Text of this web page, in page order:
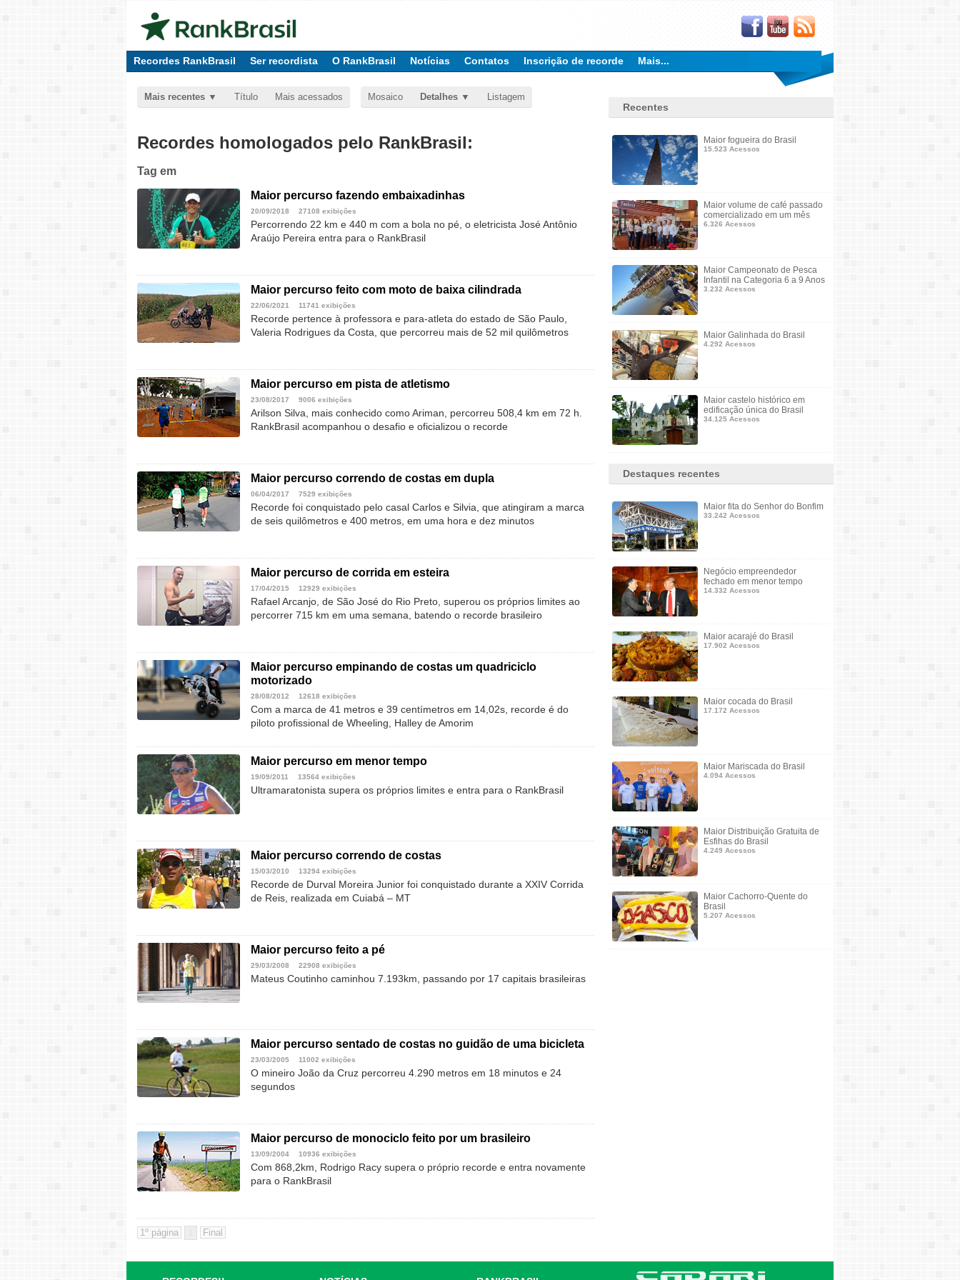
Recordes RankBrasil Ser recordista O RankBrasil Notícias Contatos Inscrição de recorde Mais...
Mais recentes Título Mais acessados Mosaico Detalhes Listagem
Recordes homologados pelo RankBrasil:
Tag em
Maior percurso fazendo embaixadinhas
20/09/2018 27108 exibições
Percorrendo 22 km e 440 m com a bola no pé, o eletricista José Antônio
Araújo Pereira entra para o RankBrasil
Maior percurso feito com moto de baixa cilindrada
22/06/2021 11741 exibições
Recorde pertence à professora e para-atleta do estado de São Paulo,
Valeria Rodrigues da Costa, que percorreu mais de 52 mil quilômetros
Maior percurso em pista de atletismo
23/08/2017 9006 exibições
Arilson Silva, mais conhecido como Ariman, percorreu 508,4 km em 72 h.
RankBrasil acompanhou o desafio e oficializou o recorde
Maior percurso correndo de costas em dupla
06/04/2017 7529 exibições
Recorde foi conquistado pelo casal Carlos e Silvia, que atingiram a marca
de seis quilômetros e 400 metros, em uma hora e dez minutos
Maior percurso de corrida em esteira
17/04/2015 12929 exibições
Rafael Arcanjo, de São José do Rio Preto, superou os próprios limites ao
percorrer 715 km em uma semana, batendo o recorde brasileiro
Maior percurso empinando de costas um quadriciclo
motorizado
28/08/2012 12618 exibições
Com a marca de 41 metros e 39 centímetros em 14,02s, recorde é do
piloto profissional de Wheeling, Halley de Amorim
Maior percurso em menor tempo
19/09/2011 13564 exibições
Ultramaratonista supera os próprios limites e entra para o RankBrasil
Maior percurso correndo de costas
15/03/2010 13294 exibições
Recorde de Durval Moreira Junior foi conquistado durante a XXIV Corrida
de Reis, realizada em Cuiabá – MT
Maior percurso feito a pé
29/03/2008 22908 exibições
Mateus Coutinho caminhou 7.193km, passando por 17 capitais brasileiras
Maior percurso sentado de costas no guidão de uma bicicleta
23/03/2005 11002 exibições
O mineiro João da Cruz percorreu 4.290 metros em 18 minutos e 24
segundos
Maior percurso de monociclo feito por um brasileiro
13/09/2004 10936 exibições
Com 868,2km, Rodrigo Racy supera o próprio recorde e entra novamente
para o RankBrasil
Recentes
Maior fogueira do Brasil
15.523 Acessos
Maior volume de café passado
comercializado em um mês
6.326 Acessos
Maior Campeonato de Pesca
Infantil na Categoria 6 a 9 Anos
3.232 Acessos
Maior Galinhada do Brasil
4.292 Acessos
Maior castelo histórico em
edificação única do Brasil
34.125 Acessos
Destaques recentes
Maior fita do Senhor do Bonfim
33.242 Acessos
Negócio empreendedor
fechado em menor tempo
14.332 Acessos
Maior acarajé do Brasil
17.902 Acessos
Maior cocada do Brasil
17.172 Acessos
Maior Mariscada do Brasil
4.094 Acessos
Maior Distribuição Gratuita de
Esfihas do Brasil
4.249 Acessos
Maior Cachorro-Quente do
Brasil
5.207 Acessos